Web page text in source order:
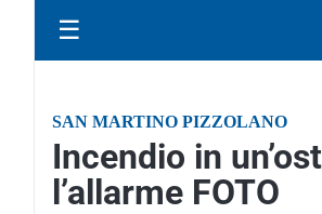
☰
SAN MARTINO PIZZOLANO
Incendio in
l’allarme FOTO